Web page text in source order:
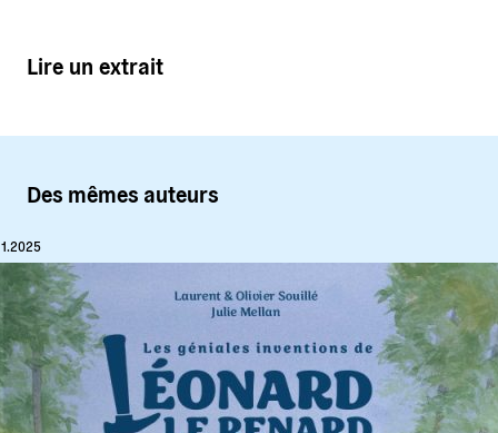
Lire un extrait
Des mêmes auteurs